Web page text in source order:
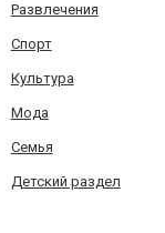
Развлечения
Спорт
Культура
Мода
Семья
Детский раздел